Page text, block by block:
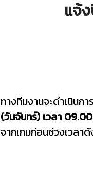
แจ้
ทางทีมงานจะดำเนินก
(วันจันทร์) เวลา
จากเกมก่อนช่วงเวลา